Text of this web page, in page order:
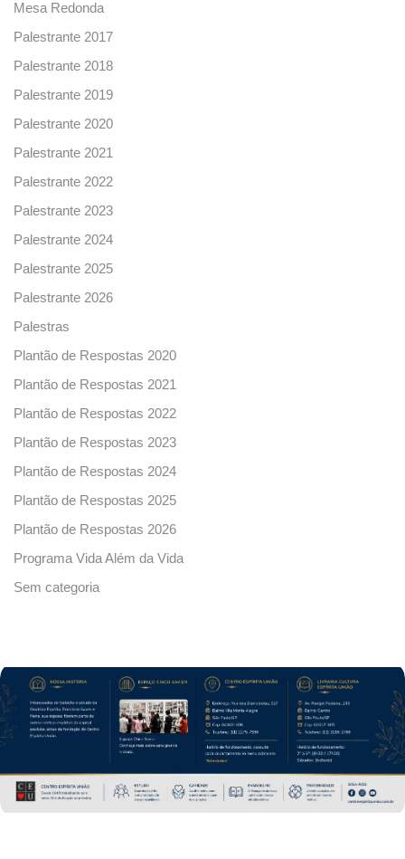
Mesa Redonda
Palestrante 2017
Palestrante 2018
Palestrante 2019
Palestrante 2020
Palestrante 2021
Palestrante 2022
Palestrante 2023
Palestrante 2024
Palestrante 2025
Palestrante 2026
Palestras
Plantão de Respostas 2020
Plantão de Respostas 2021
Plantão de Respostas 2022
Plantão de Respostas 2023
Plantão de Respostas 2024
Plantão de Respostas 2025
Plantão de Respostas 2026
Programa Vida Além da Vida
Sem categoria